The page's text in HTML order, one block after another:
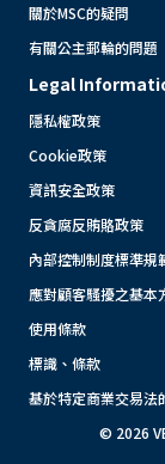
關於MSC的疑問
有關公主郵輪的問題
Legal
隱私權政策
Cookie政策
資訊安全政策
反貪腐反賄賂政策
內部控制制度標準規
應對顧客騷擾之基本
使用條款
標識、條款
基於特定商業交易法
© 2026